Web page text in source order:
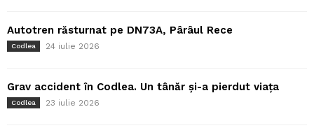
Autotren răsturnat pe DN73A, Pârâul Rece
Codlea 24 iulie 2026
Grav accident în Codlea. Un tânăr și-a pierdut viața
Codlea 23 iulie 2026